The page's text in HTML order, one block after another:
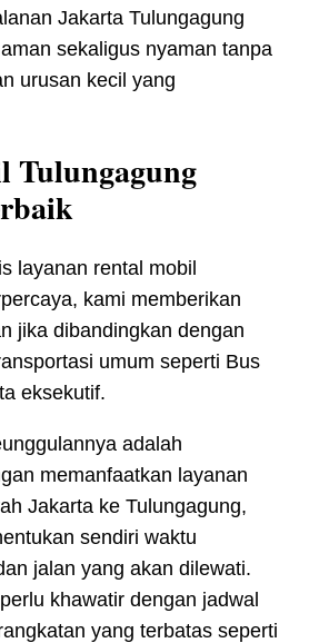
Jakarta Tulungagung
sekaligus nyaman tanpa
urusan kecil yang
Tulungagung
layanan rental mobil
kami memberikan
jika dibandingkan dengan
umum seperti Bus
eksekutif.
adalah
memanfaatkan layanan
Jakarta ke Tulungagung,
sendiri waktu
jalan yang akan dilewati.
khawatir dengan jadwal
yang terbatas seperti